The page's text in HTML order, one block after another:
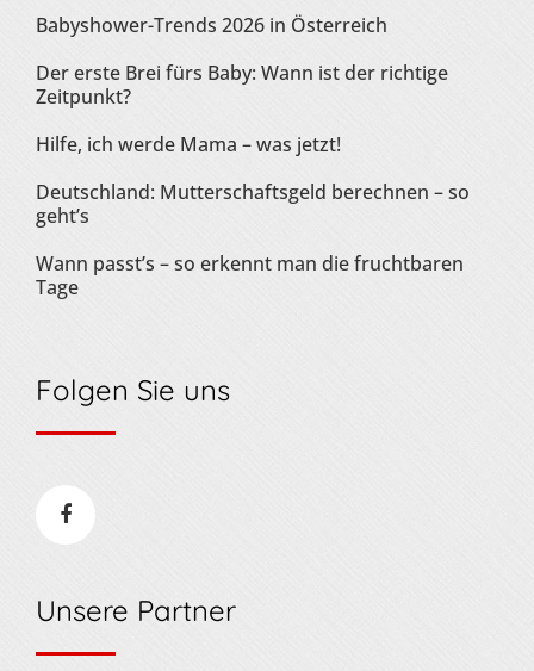
Babyshower-Trends 2026 in Österreich
Der erste Brei fürs Baby: Wann ist der richtige
Zeitpunkt?
Hilfe, ich werde Mama – was jetzt!
Deutschland: Mutterschaftsgeld berechnen – so
geht’s
Wann passt’s – so erkennt man die fruchtbaren
Tage
Folgen Sie uns
Unsere Partner